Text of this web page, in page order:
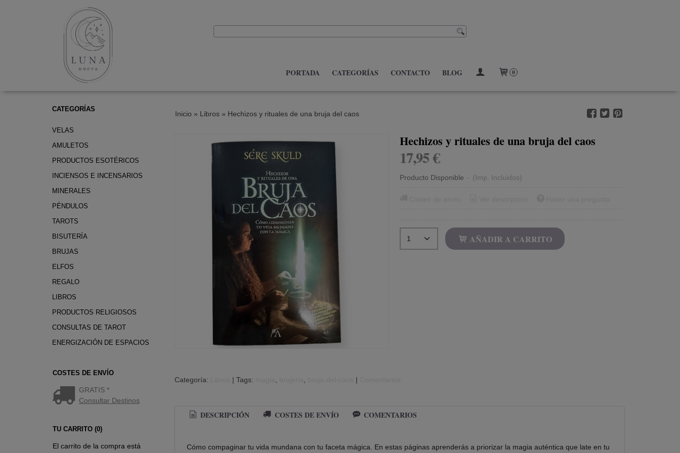
PORTADA CATEGORÍAS CONTACTO BLOG 0
CATEGORÍAS
VELAS
AMULETOS
PRODUCTOS ESOTÉRICOS
INCIENSOS E INCENSARIOS
MINERALES
PÉNDULOS
TAROTS
BISUTERÍA
BRUJAS
ELFOS
REGALO
LIBROS
PRODUCTOS RELIGIOSOS
CONSULTAS DE TAROT
ENERGIZACIÓN DE ESPACIOS
COSTES DE ENVÍO
GRATIS *
Consultar Destinos
TU CARRITO (0)
El carrito de la compra está
Inicio » Libros» Hechizos y rituales de una bruja del caos
Hechizos y rituales de una bruja del caos
17,95 €
Producto Disponible - (Imp. Incluidos)
AÑADIR A CARRITO
Categoría: | Tags: |
DESCRIPCIÓN COSTES DE ENVÍO COMENTARIOS
Cómo compaginar tu vida mundana con tu faceta mágica. En estas páginas aprenderás a priorizar la magia auténtica que late en tu